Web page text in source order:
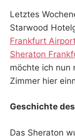
Letztes
Starwood
Frankfurt
Sheraton
möchte ich nun
Zimmer hier
Geschichte
Das Sheraton